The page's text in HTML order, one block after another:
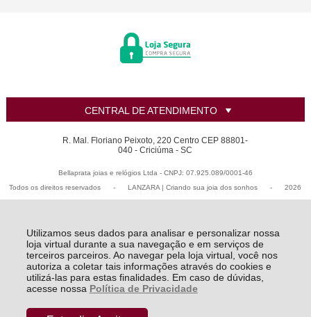
Utilizamos seus dados para analisar e personalizar nossa
loja virtual durante a sua navegação e em serviços de
terceiros parceiros. Ao navegar pela loja virtual, você nos
autoriza a coletar tais informações através do cookies e
utilizá-las para estas finalidades. Em caso de dúvidas,
acesse nossa Política de Privacidade
CENTRAL DE ATENDIMENTO
R. Mal. Floriano Peixoto, 220 Centro CEP 88801-
040 - Criciúma - SC
Bellaprata joias e relógios Ltda - CNPJ: 07.925.089/0001-46
Todos os direitos reservados
- LANZARA | Criando sua joia dos sonhos - 2026